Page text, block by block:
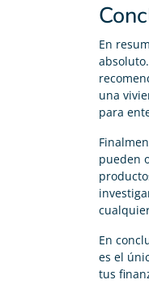
En
una
para
pueden
En
es el
tus